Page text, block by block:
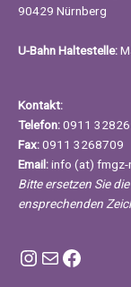
90429 Nürnberg
U-Bahn Haltestelle:
Kontakt:
Telefon:0911
Fax:0911 3268709
Email:info (at) fmgz-
Bitte ersetzen Sie
ensprechenden
Instagram FMGZ Nürnberg
E-Mail